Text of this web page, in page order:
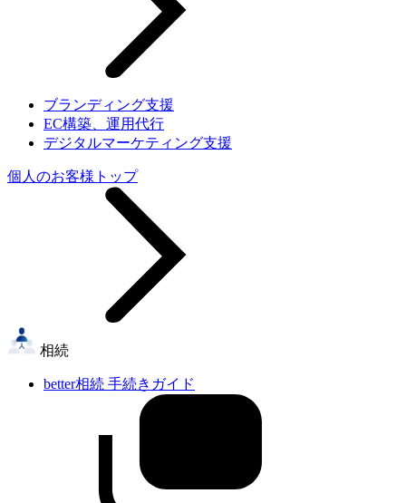
ブランディング支援
EC構築、運用代行
デジタルマーケティング支援
個人のお客様トップ
相続
better相続 手続きガイド